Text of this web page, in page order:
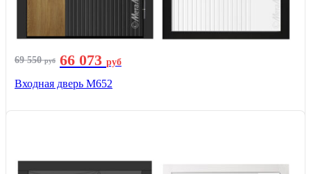
69 550руб 66 073 руб
Входная дверь М652